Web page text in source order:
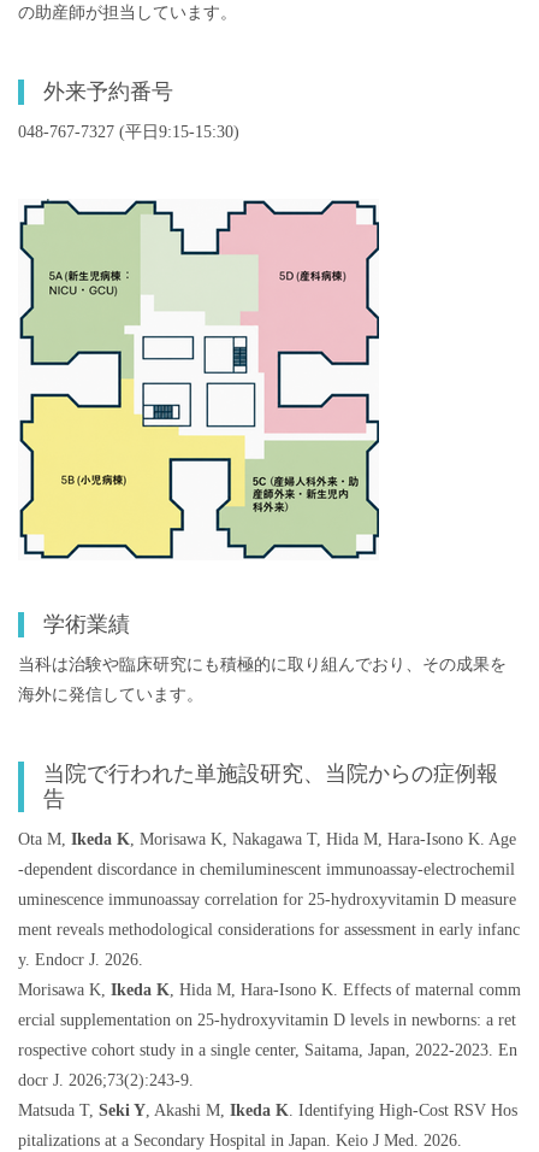
の助産師が担当しています。
外来予約番号
048-767-7327 (平日9:15-15:30)
学術業績
当科は治験や臨床研究にも積極的に取り組んでおり、その成果を
海外に発信しています。
当院で行われた単施設研究、当院からの症例報
告
Ota M, Ikeda K, Morisawa K, Nakagawa T, Hida M, Hara-Isono K. Age
-dependent discordance in chemiluminescent immunoassay-electrochemil
uminescence immunoassay correlation for 25-hydroxyvitamin D measure
ment reveals methodological considerations for assessment in early infanc
y. Endocr J. 2026.
Morisawa K, Ikeda K, Hida M, Hara-Isono K. Effects of maternal comm
ercial supplementation on 25-hydroxyvitamin D levels in newborns: a ret
rospective cohort study in a single center, Saitama, Japan, 2022-2023. En
docr J. 2026;73(2):243-9.
Matsuda T, Seki Y, Akashi M, Ikeda K. Identifying High-Cost RSV Hos
pitalizations at a Secondary Hospital in Japan. Keio J Med. 2026.